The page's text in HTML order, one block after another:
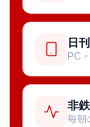
日
PC
非
毎朝